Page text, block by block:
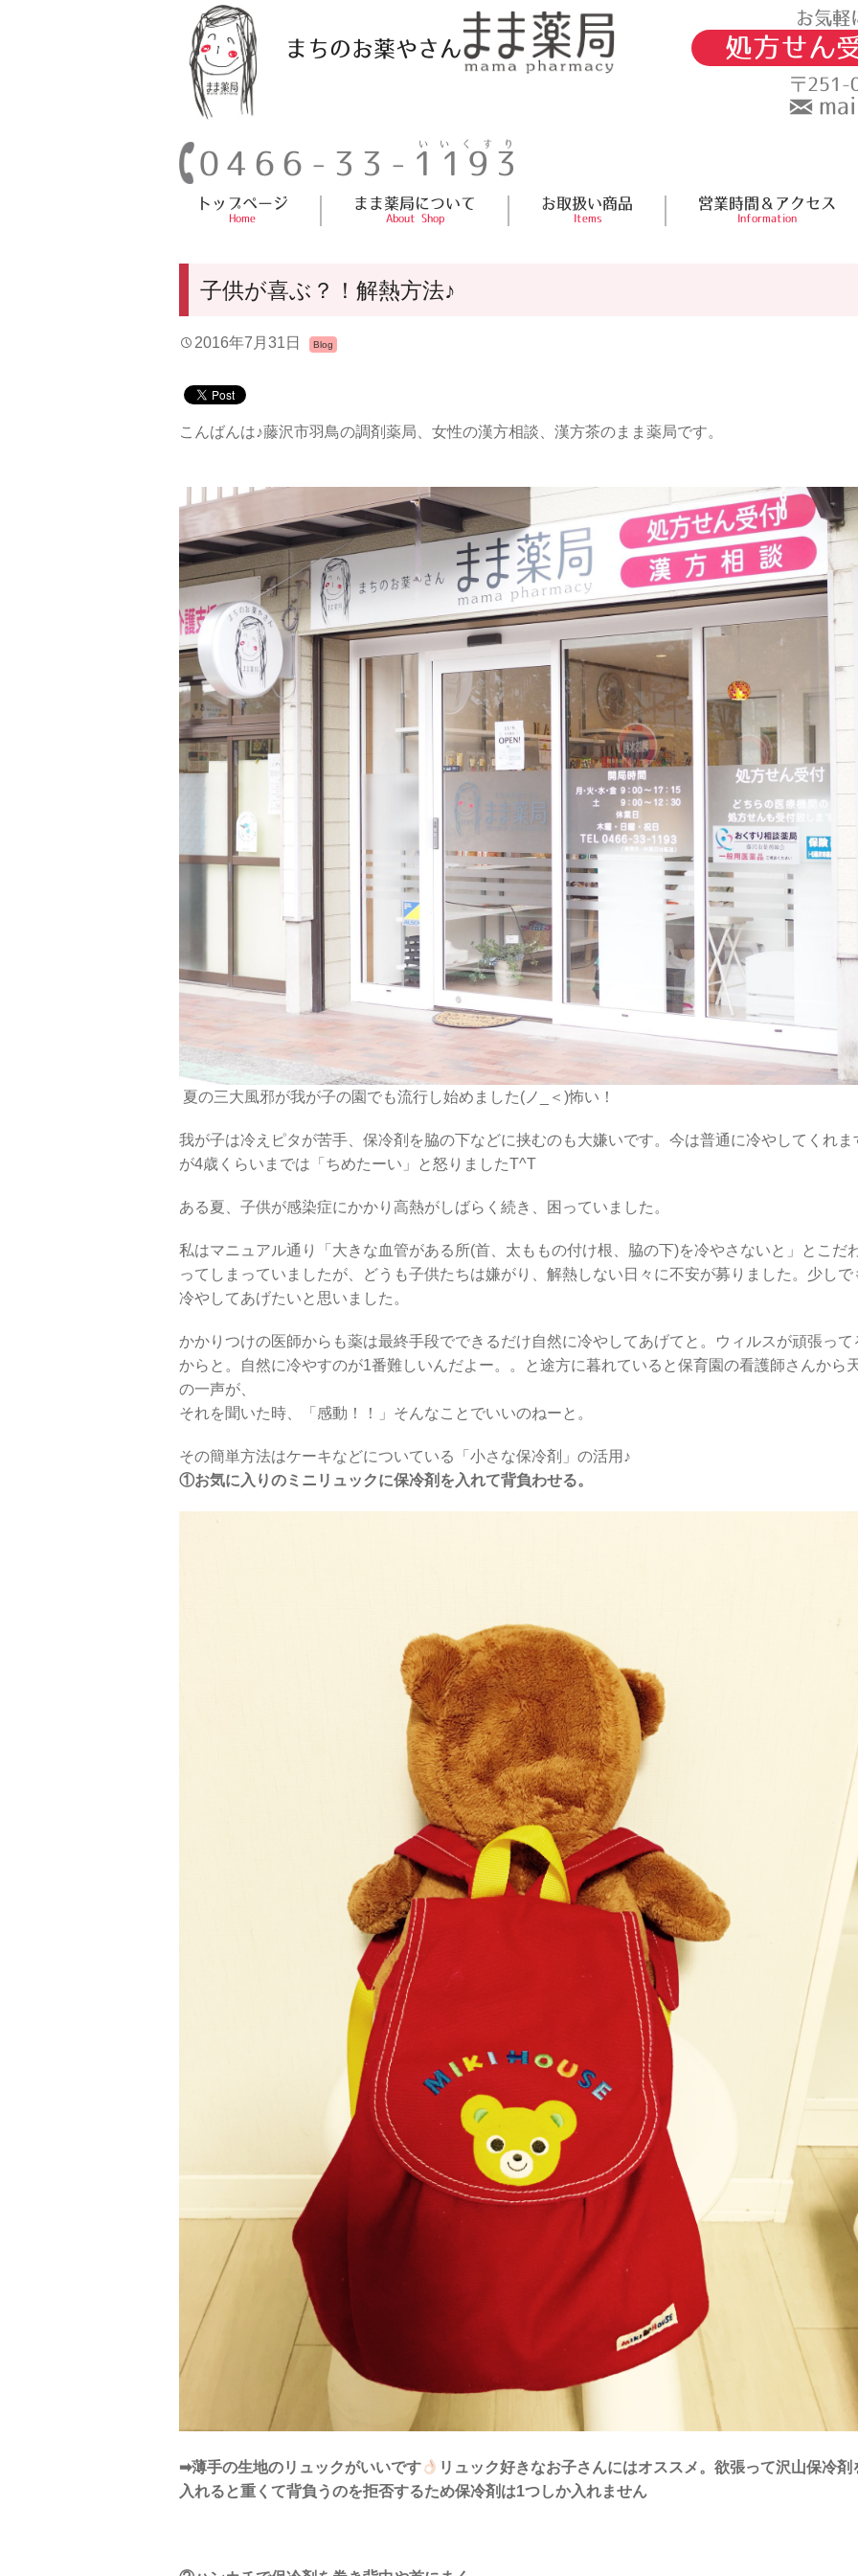
まちのお薬やさん
いいくすり
0466-33-1193
お気軽
処方せん
〒251-
トップページ
Home
まま薬局について
About Shop
お取扱い商品
Items
営業時間＆アクセス
Information
子供が喜ぶ？！解熱方法♪
2016年7月31日 Blog
こんばんは♪藤沢市羽鳥の調剤薬局、女性の漢方相談、漢方茶のまま薬局です。
夏の三大風邪が我が子の園でも流行し始めました(ノ_＜)怖い！
我が子は冷えピタが苦手、保冷剤を脇の下などに挟むのも大嫌いです。今は普通に冷やしてくれま
が4歳くらいまでは「ちめたーい」と怒りましたT^T
ある夏、子供が感染症にかかり高熱がしばらく続き、困っていました。
私はマニュアル通り「大きな血管がある所(首、太ももの付け根、脇の下)を冷やさないと」とこだ
ってしまっていましたが、どうも子供たちは嫌がり、解熱しない日々に不安が募りました。少しで
冷やしてあげたいと思いました。
かかりつけの医師からも薬は最終手段でできるだけ自然に冷やしてあげてと。ウィルスが頑張って
からと。自然に冷やすのが1番難しいんだよー。。と途方に暮れていると保育園の看護師さんから
の一声が、
それを聞いた時、「感動！！」そんなことでいいのねーと。
その簡単方法はケーキなどについている「小さな保冷剤」の活用♪
①お気に入りのミニリュックに保冷剤を入れて背負わせる。
➡︎薄手の生地のリュックがいいです リュック好きなお子さんにはオススメ。欲張って沢山保冷剤
入れると重くて背負うのを拒否するため保冷剤は1つしか入れません